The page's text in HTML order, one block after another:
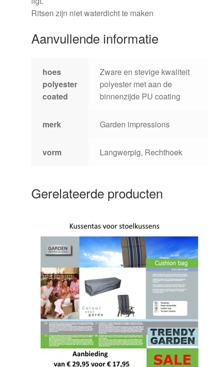
Ritsen zijn niet waterdicht te maken
Aanvullende informatie
hoes
polyester
coated
Zware en stevige kwaliteit
polyester met aan de
binnenzijde PU coating
merk Garden impressions
vorm Langwerpig, Rechthoek
Gerelateerde producten